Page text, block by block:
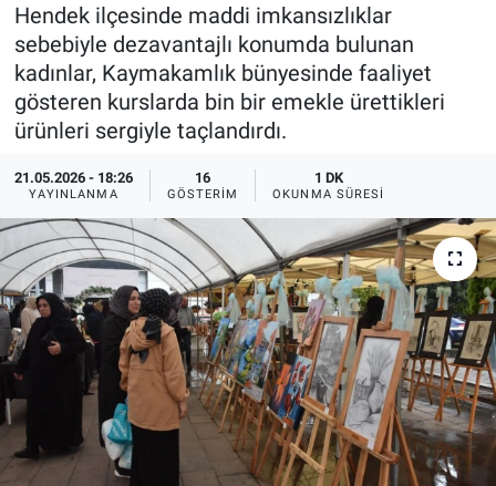
Hendek ilçesinde maddi imkansızlıklar
sebebiyle dezavantajlı konumda bulunan
kadınlar, Kaymakamlık bünyesinde faaliyet
gösteren kurslarda bin bir emekle ürettikleri
ürünleri sergiyle taçlandırdı.
21.05.2026 - 18:26
YAYINLANMA
16
GÖSTERIM
1 DK
OKUNMA SÜRESI